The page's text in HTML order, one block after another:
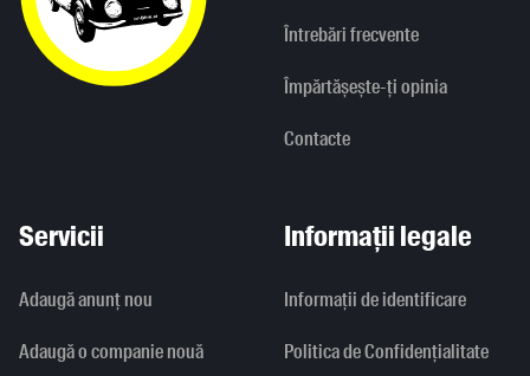
Întrebări frecvente
Împărtășește-ți opinia
Contacte
Servicii
Adaugă anunț nou
Adaugă o companie nouă
Informații legale
Informaţii de identificare
Politica de Confidențialitate